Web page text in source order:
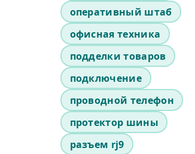
оперативный штаб
офисная техника
подделки товаров
подключение
проводной телефон
протектор шины
разъем rj9